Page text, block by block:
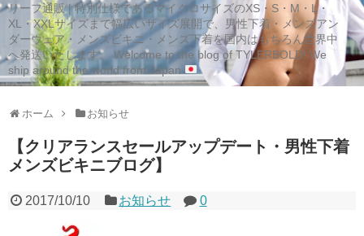
リーフ通販 | 特別仕様であるマイクロサイズのXS・S・M・L・
XL・XXLサイズまで幅広いサイズ展開で、男性下着・メンズアン
ダーウェア・メンズビキニ・メンズ下着を国内はもちろん世界中
へ発送いたします。 Welcome to the blog of TYLERBOLD! We
ship around the world from Japan
ホーム お知らせ
【クリアランスセールアップデート・男性下着
メンズビキニブログ】
2017/10/10 お知らせ 0